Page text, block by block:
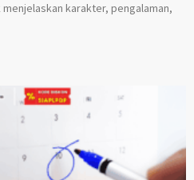
karakter, pengalaman,